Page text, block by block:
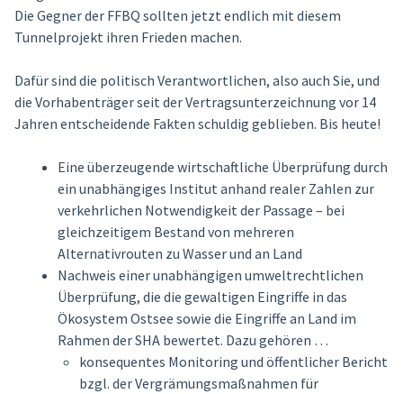
Die Gegner der FFBQ sollten jetzt endlich mit diesem
Tunnelprojekt ihren Frieden machen.
Dafür sind die politisch Verantwortlichen, also auch Sie, und
die Vorhabenträger seit der Vertragsunterzeichnung vor 14
Jahren entscheidende Fakten schuldig geblieben. Bis heute!
Eine überzeugende wirtschaftliche Überprüfung durch
ein unabhängiges Institut anhand realer Zahlen zur
verkehrlichen Notwendigkeit der Passage – bei
gleichzeitigem Bestand von mehreren
Alternativrouten zu Wasser und an Land
Nachweis einer unabhängigen umweltrechtlichen
Überprüfung, die die gewaltigen Eingriffe in das
Ökosystem Ostsee sowie die Eingriffe an Land im
Rahmen der SHA bewertet. Dazu gehören …
konsequentes Monitoring und öffentlicher Bericht
bzgl. der Vergrämungsmaßnahmen für